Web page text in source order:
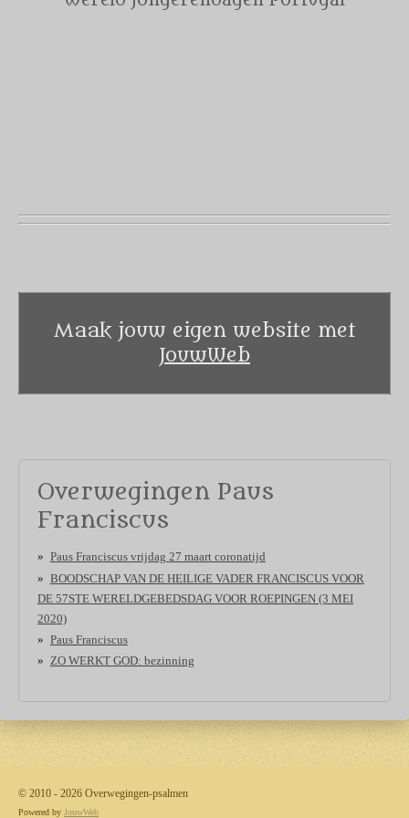
Maak jouw eigen website met
JouwWeb
Overwegingen Paus
Franciscus
Paus Franciscus vrijdag 27 maart coronatijd
BOODSCHAP VAN DE HEILIGE VADER FRANCISCUS VOOR
DE 57STE WERELDGEBEDSDAG VOOR ROEPINGEN (3 MEI
2020)
Paus Franciscus
ZO WERKT GOD: bezinning
© 2010 - 2026 Overwegingen-psalmen
Powered by JouwWeb